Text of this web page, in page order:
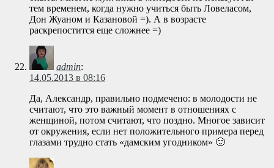
тем временем, когда нужно учиться быть Ловеласом,
Дон Жуаном и Казановой =). А в возрасте
раскрепостится еще сложнее =)
admin:
14.05.2013 в 08:16
Да, Александр, правильно подмечено: в молодости не
считают, что это важный момент в отношениях с
женщиной, потом считают, что поздно. Многое зависит
от окружения, если нет положительного примера перед
глазами трудно стать «дамским угодником» 🙂